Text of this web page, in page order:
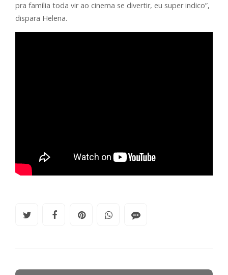
pra família toda vir ao cinema se divertir, eu super indico”,
dispara Helena.